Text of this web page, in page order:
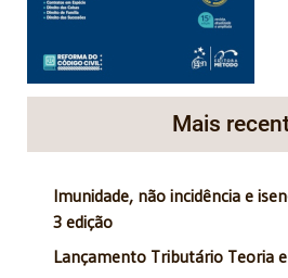
Mais
Imunidade, não incidência e
3 edição
Lançamento Tributário Teoria